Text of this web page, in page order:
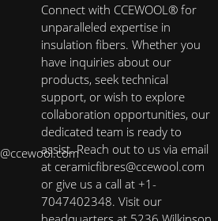
Connect with CCEWOOL® for
unparalleled expertise in
insulation fibers. Whether you
have inquiries about our
products, seek technical
support, or wish to explore
collaboration opportunities, our
dedicated team is ready to
assist. Reach out to us via email
at ceramicfibres@ccewool.com
or give us a call at +1-
7047402348. Visit our